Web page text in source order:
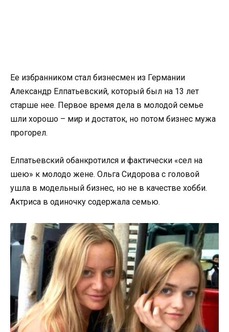
Ее избранником стал бизнесмен из Германии
Александр Елпатьевский, который был на 13 лет
старше нее. Первое время дела в молодой семье
шли хорошо – мир и достаток, но потом бизнес мужа
прогорел.
Елпатьевский обанкротился и фактически «сел на
шею» к молодо жене. Ольга Сидорова с головой
ушла в модельный бизнес, но не в качестве хобби.
Актриса в одиночку содержала семью.